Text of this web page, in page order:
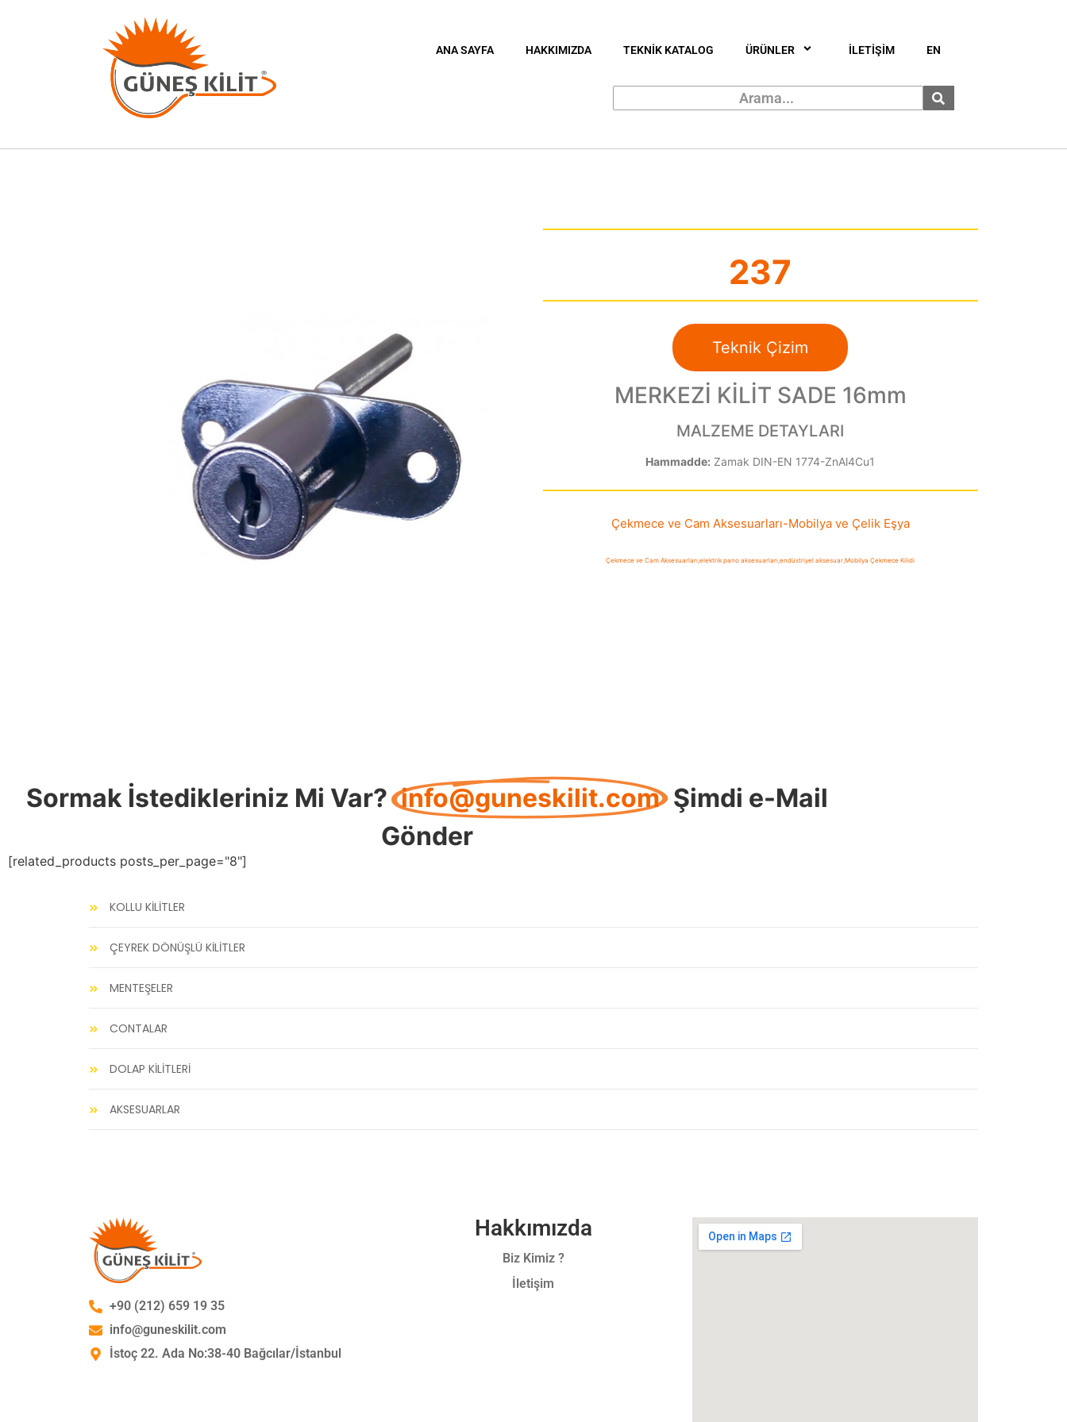
ANA SAYFA HAKKIMIZDA TEKNİK KATALOG ÜRÜNLER İLETİŞİM EN
237
Teknik Çizim
MERKEZİ KİLİT SADE 16mm
MALZEME DETAYLARI
Hammadde: Zamak DIN-EN 1774-ZnAl4Cu1
Çekmece ve Cam Aksesuarları-Mobilya ve Çelik Eşya
Çekmece ve Cam Aksesuarları ,elektrik pano aksesuarları ,endüstriyel aksesuar ,Mobilya Çekmece Kilidi
Sormak İstedikleriniz Mi Var? info@guneskilit.com Şimdi e-Mail
Gönder
[related_products posts_per_page="8"]
KOLLU KİLİTLER
ÇEYREK DÖNÜŞLÜ KİLİTLER
MENTEŞELER
CONTALAR
DOLAP KİLİTLERİ
AKSESUARLAR
+90 (212) 659 19 35
info@guneskilit.com
İstoç 22. Ada No:38-40 Bağcılar/İstanbul
Hakkımızda
Biz Kimiz ?
İletişim